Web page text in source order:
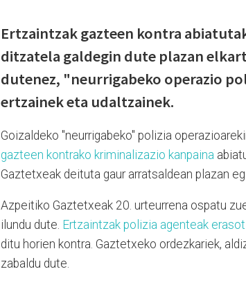
Ertzaintzak gazteen kontra
ditzatela galdegin dute plazan
dutenez, "neurrigabeko operazio
ertzainek eta udaltzainek.
Goizaldeko "neurrigabeko" polizia
gazteen kontrako kriminalizazio kanpaina
Gaztetxeak deituta gaur arratsaldean plazan
Azpeitiko Gaztetxeak 20. urteurrena ospatu
ilundu dute. Ertzaintzak polizia agenteak
ditu horien kontra. Gaztetxeko ordezkariek,
zabaldu dute.